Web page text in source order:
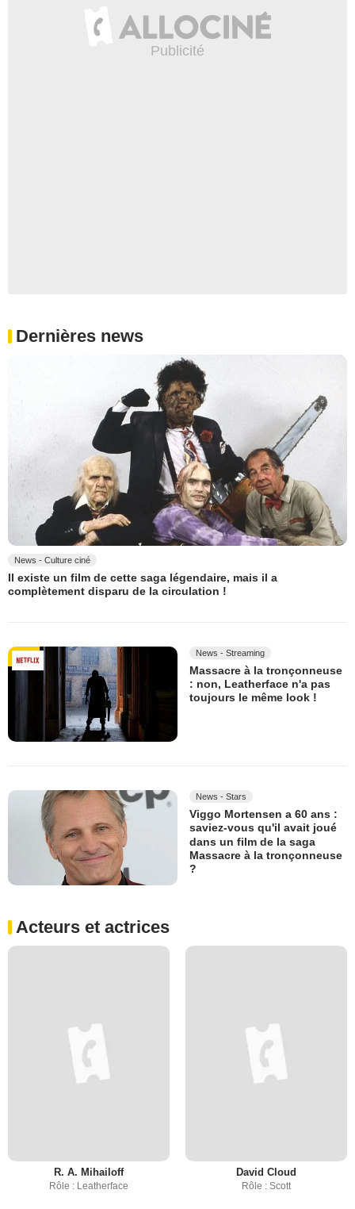
Dernières news
News - Culture ciné
Il existe un film de cette saga légendaire, mais il a
complètement disparu de la circulation !
News - Streaming
Massacre à la tronçonneuse
: non, Leatherface n'a pas
toujours le même look !
News - Stars
Viggo Mortensen a 60 ans :
saviez-vous qu'il avait joué
dans un film de la saga
Massacre à la tronçonneuse
?
Acteurs et actrices
R. A. Mihailoff
Rôle : Leatherface
David Cloud
Rôle : Scott